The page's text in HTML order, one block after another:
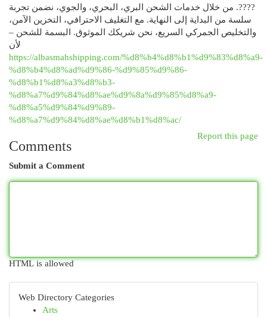
????. من خلال خدمات الشحن البري، البحري، والجوي، نضمن تجربة
سلسة من البداية إلى النهاية. مع التغليف الاحترافي، التخزين الآمن،
والتخليص الجمركي السريع، نحن شريكك الموثوق. البسمة للشحن –
لأن
https://albasmahshipping.com/%d8%b4%d8%b1%d9%83%d8%a9-
%d8%b4%d8%ad%d9%86-%d9%85%d9%86-
%d8%b1%d8%a3%d8%b3-
%d8%a7%d9%84%d8%ae%d9%8a%d9%85%d8%a9-
%d8%a5%d9%84%d9%89-
%d8%a7%d9%84%d8%ae%d8%b1%d8%ac/
Report this page
Comments
Submit a Comment
HTML is allowed
Web Directory Categories
Arts